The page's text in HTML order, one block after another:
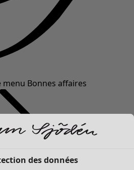
menu Bonnes affaires
des données